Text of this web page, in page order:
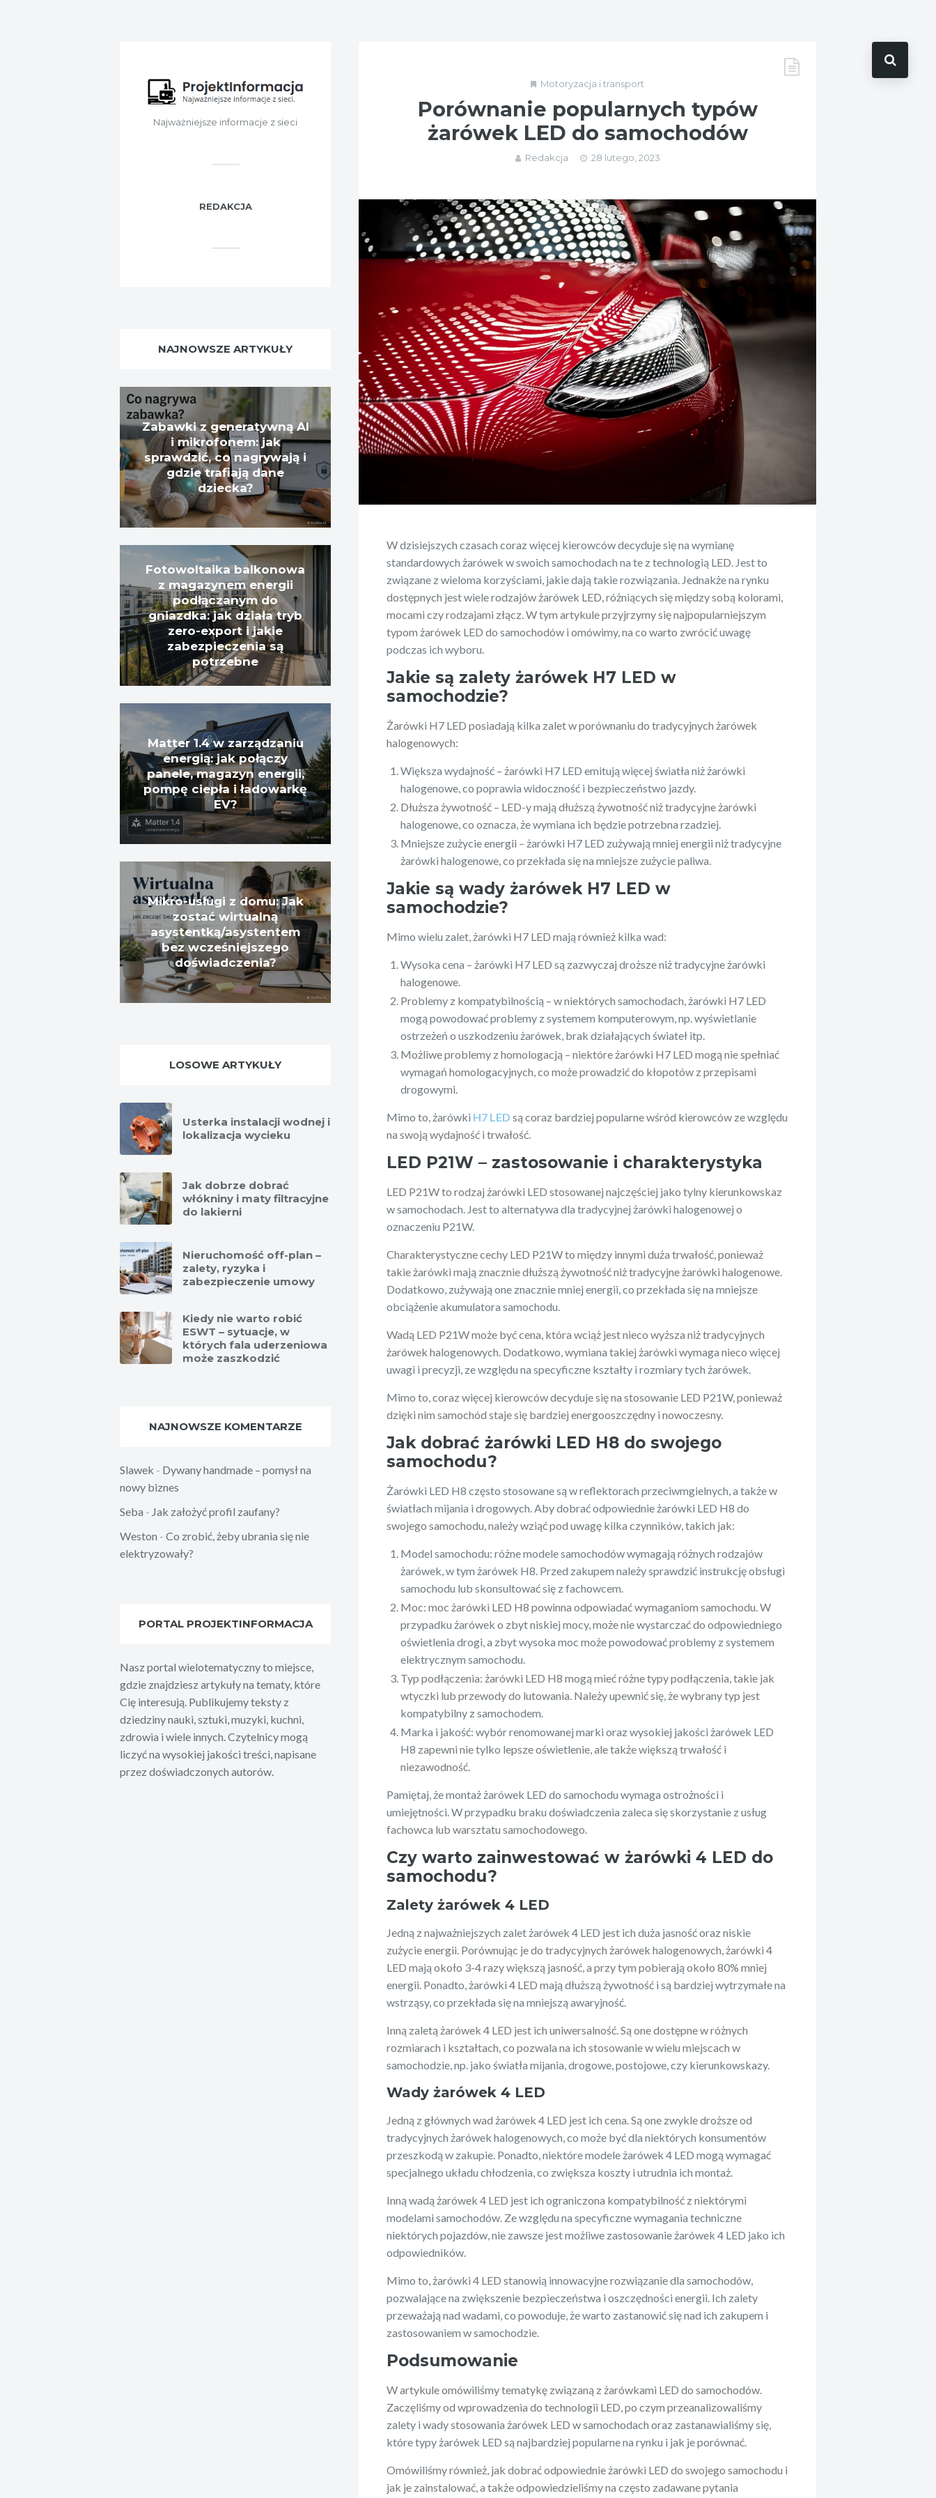
Motoryzacja i transport
Porównanie popularnych typów
żarówek LED do samochodów
Redakcja 28 lutego, 2023
W dzisiejszych czasach coraz więcej kierowców decyduje się na wymianę
standardowych żarówek w swoich samochodach na te z technologią LED. Jest to
związane z wieloma korzyściami, jakie dają takie rozwiązania. Jednakże na rynku
dostępnych jest wiele rodzajów żarówek LED, różniących się między sobą kolorami,
mocami czy rodzajami złącz. W tym artykule przyjrzymy się najpopularniejszym
typom żarówek LED do samochodów i omówimy, na co warto zwrócić uwagę
podczas ich wyboru.
Jakie są zalety żarówek H7 LED w
samochodzie?
Żarówki H7 LED posiadają kilka zalet w porównaniu do tradycyjnych żarówek
halogenowych:
Większa wydajność – żarówki H7 LED emitują więcej światła niż żarówki
halogenowe, co poprawia widoczność i bezpieczeństwo jazdy.
Dłuższa żywotność – LED-y mają dłuższą żywotność niż tradycyjne żarówki
halogenowe, co oznacza, że wymiana ich będzie potrzebna rzadziej.
Mniejsze zużycie energii – żarówki H7 LED zużywają mniej energii niż tradycyjne
żarówki halogenowe, co przekłada się na mniejsze zużycie paliwa.
Jakie są wady żarówek H7 LED w
samochodzie?
Mimo wielu zalet, żarówki H7 LED mają również kilka wad:
Wysoka cena – żarówki H7 LED są zazwyczaj droższe niż tradycyjne żarówki
halogenowe.
Problemy z kompatybilnością – w niektórych samochodach, żarówki H7 LED
mogą powodować problemy z systemem komputerowym, np. wyświetlanie
ostrzeżeń o uszkodzeniu żarówek, brak działających świateł itp.
Możliwe problemy z homologacją – niektóre żarówki H7 LED mogą nie spełniać
wymagań homologacyjnych, co może prowadzić do kłopotów z przepisami
drogowymi.
Mimo to, żarówki H7 LED są coraz bardziej popularne wśród kierowców ze względu
na swoją wydajność i trwałość.
LED P21W – zastosowanie i charakterystyka
LED P21W to rodzaj żarówki LED stosowanej najczęściej jako tylny kierunkowskaz
w samochodach. Jest to alternatywa dla tradycyjnej żarówki halogenowej o
oznaczeniu P21W.
Charakterystyczne cechy LED P21W to między innymi duża trwałość, ponieważ
takie żarówki mają znacznie dłuższą żywotność niż tradycyjne żarówki halogenowe.
Dodatkowo, zużywają one znacznie mniej energii, co przekłada się na mniejsze
obciążenie akumulatora samochodu.
Wadą LED P21W może być cena, która wciąż jest nieco wyższa niż tradycyjnych
żarówek halogenowych. Dodatkowo, wymiana takiej żarówki wymaga nieco więcej
uwagi i precyzji, ze względu na specyficzne kształty i rozmiary tych żarówek.
Mimo to, coraz więcej kierowców decyduje się na stosowanie LED P21W, ponieważ
dzięki nim samochód staje się bardziej energooszczędny i nowoczesny.
Jak dobrać żarówki LED H8 do swojego
samochodu?
Żarówki LED H8 często stosowane są w reflektorach przeciwmgielnych, a także w
światłach mijania i drogowych. Aby dobrać odpowiednie żarówki LED H8 do
swojego samochodu, należy wziąć pod uwagę kilka czynników, takich jak:
Model samochodu: różne modele samochodów wymagają różnych rodzajów
żarówek, w tym żarówek H8. Przed zakupem należy sprawdzić instrukcję obsługi
samochodu lub skonsultować się z fachowcem.
Moc: moc żarówki LED H8 powinna odpowiadać wymaganiom samochodu. W
przypadku żarówek o zbyt niskiej mocy, może nie wystarczać do odpowiedniego
oświetlenia drogi, a zbyt wysoka moc może powodować problemy z systemem
elektrycznym samochodu.
Typ podłączenia: żarówki LED H8 mogą mieć różne typy podłączenia, takie jak
wtyczki lub przewody do lutowania. Należy upewnić się, że wybrany typ jest
kompatybilny z samochodem.
Marka i jakość: wybór renomowanej marki oraz wysokiej jakości żarówek LED
H8 zapewni nie tylko lepsze oświetlenie, ale także większą trwałość i
niezawodność.
Pamiętaj, że montaż żarówek LED do samochodu wymaga ostrożności i
umiejętności. W przypadku braku doświadczenia zaleca się skorzystanie z usług
fachowca lub warsztatu samochodowego.
Czy warto zainwestować w żarówki 4 LED do
samochodu?
Zalety żarówek 4 LED
Jedną z najważniejszych zalet żarówek 4 LED jest ich duża jasność oraz niskie
zużycie energii. Porównując je do tradycyjnych żarówek halogenowych, żarówki 4
LED mają około 3-4 razy większą jasność, a przy tym pobierają około 80% mniej
energii. Ponadto, żarówki 4 LED mają dłuższą żywotność i są bardziej wytrzymałe na
wstrząsy, co przekłada się na mniejszą awaryjność.
Inną zaletą żarówek 4 LED jest ich uniwersalność. Są one dostępne w różnych
rozmiarach i kształtach, co pozwala na ich stosowanie w wielu miejscach w
samochodzie, np. jako światła mijania, drogowe, postojowe, czy kierunkowskazy.
Wady żarówek 4 LED
Jedną z głównych wad żarówek 4 LED jest ich cena. Są one zwykle droższe od
tradycyjnych żarówek halogenowych, co może być dla niektórych konsumentów
przeszkodą w zakupie. Ponadto, niektóre modele żarówek 4 LED mogą wymagać
specjalnego układu chłodzenia, co zwiększa koszty i utrudnia ich montaż.
Inną wadą żarówek 4 LED jest ich ograniczona kompatybilność z niektórymi
modelami samochodów. Ze względu na specyficzne wymagania techniczne
niektórych pojazdów, nie zawsze jest możliwe zastosowanie żarówek 4 LED jako ich
odpowiedników.
Mimo to, żarówki 4 LED stanowią innowacyjne rozwiązanie dla samochodów,
pozwalające na zwiększenie bezpieczeństwa i oszczędności energii. Ich zalety
przeważają nad wadami, co powoduje, że warto zastanowić się nad ich zakupem i
zastosowaniem w samochodzie.
Podsumowanie
W artykule omówiliśmy tematykę związaną z żarówkami LED do samochodów.
Zaczęliśmy od wprowadzenia do technologii LED, po czym przeanalizowaliśmy
zalety i wady stosowania żarówek LED w samochodach oraz zastanawialiśmy się,
które typy żarówek LED są najbardziej popularne na rynku i jak je porównać.
Omówiliśmy również, jak dobrać odpowiednie żarówki LED do swojego samochodu i
jak je zainstalować, a także odpowiedzieliśmy na często zadawane pytania
Najważniejsze informacje z sieci
REDAKCJA
NAJNOWSZE ARTYKUŁY
Zabawki z generatywną AI
i mikrofonem: jak
sprawdzić, co nagrywają i
gdzie trafiają dane
dziecka?
Fotowoltaika balkonowa
z magazynem energii
podłączanym do
gniazdka: jak działa tryb
zero-export i jakie
zabezpieczenia są
potrzebne
Matter 1.4 w zarządzaniu
energią: jak połączy
panele, magazyn energii,
pompę ciepła i ładowarkę
EV?
Mikro-usługi z domu: Jak
zostać wirtualną
asystentką/asystentem
bez wcześniejszego
doświadczenia?
LOSOWE ARTYKUŁY
Usterka instalacji wodnej i
lokalizacja wycieku
Jak dobrze dobrać
włókniny i maty filtracyjne
do lakierni
Nieruchomość off-plan –
zalety, ryzyka i
zabezpieczenie umowy
Kiedy nie warto robić
ESWT – sytuacje, w
których fala uderzeniowa
może zaszkodzić
NAJNOWSZE KOMENTARZE
Slawek - Dywany handmade – pomysł na
nowy biznes
Seba - Jak założyć profil zaufany?
Weston - Co zrobić, żeby ubrania się nie
elektryzowały?
PORTAL PROJEKTINFORMACJA
Nasz portal wielotematyczny to miejsce,
gdzie znajdziesz artykuły na tematy, które
Cię interesują. Publikujemy teksty z
dziedziny nauki, sztuki, muzyki, kuchni,
zdrowia i wiele innych. Czytelnicy mogą
liczyć na wysokiej jakości treści, napisane
przez doświadczonych autorów.